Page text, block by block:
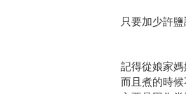
只要加少許
記得從娘家
而且煮的時